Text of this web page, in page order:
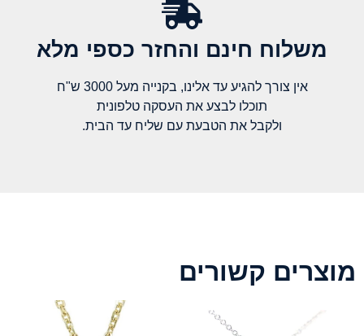
משלוח חינם והחזר כספי מלא​
אין צורך להגיע עד אלינו, בקנייה מעל 3000 ש"ח
תוכלו לבצע את העסקה טלפונית
ולקבל את הטבעת עם שליח עד הבית.
מוצרים קשורים